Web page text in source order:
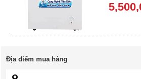
Địa điểm mua hàng